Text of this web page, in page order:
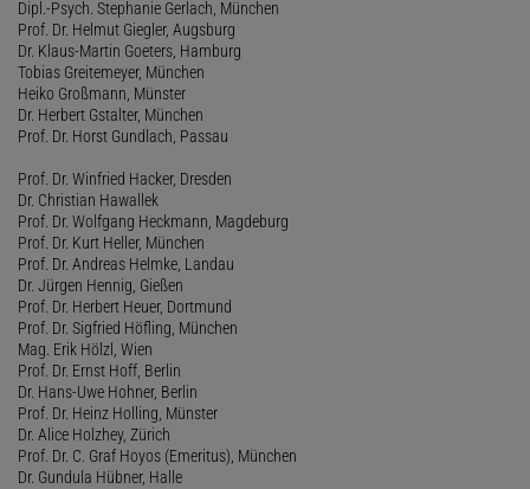
Dipl.-Psych. Stephanie Gerlach, München
Prof. Dr. Helmut Giegler, Augsburg
Dr. Klaus-Martin Goeters, Hamburg
Tobias Greitemeyer, München
Heiko Großmann, Münster
Dr. Herbert Gstalter, München
Prof. Dr. Horst Gundlach, Passau
Prof. Dr. Winfried Hacker, Dresden
Dr. Christian Hawallek
Prof. Dr. Wolfgang Heckmann, Magdeburg
Prof. Dr. Kurt Heller, München
Prof. Dr. Andreas Helmke, Landau
Dr. Jürgen Hennig, Gießen
Prof. Dr. Herbert Heuer, Dortmund
Prof. Dr. Sigfried Höfling, München
Mag. Erik Hölzl, Wien
Prof. Dr. Ernst Hoff, Berlin
Dr. Hans-Uwe Hohner, Berlin
Prof. Dr. Heinz Holling, Münster
Dr. Alice Holzhey, Zürich
Prof. Dr. C. Graf Hoyos (Emeritus), München
Dr. Gundula Hübner, Halle